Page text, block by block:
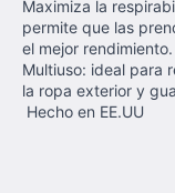
Maximiza la
permite que las
el mejor rendimiento.
Multiuso: ideal para
la ropa exterior y
Hecho en EE.UU